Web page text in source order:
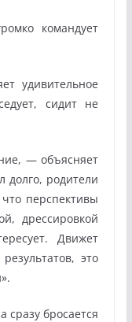
командует
удивительное
сидит не
— объясняет
долго, родители
перспективы
дрессировкой
Движет
это
сразу бросается